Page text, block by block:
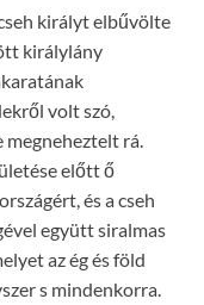
királyt elbűvölte
királylány
volt szó,
megneheztelt rá.
előtt ő
és a cseh
együtt siralmas
az ég és föld
s mindenkorra.